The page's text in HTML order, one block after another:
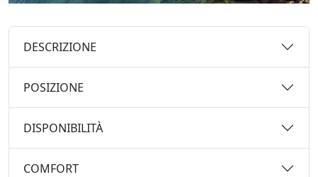
DESCRIZIONE
POSIZIONE
DISPONIBILITÀ
COMFORT